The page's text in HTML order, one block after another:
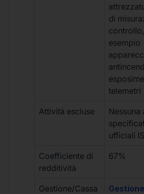
di
esempio
telemetri
Attività escluse
Nessuna
ufficiali
Coefficiente di
redditività
67%
Gestione/Cassa